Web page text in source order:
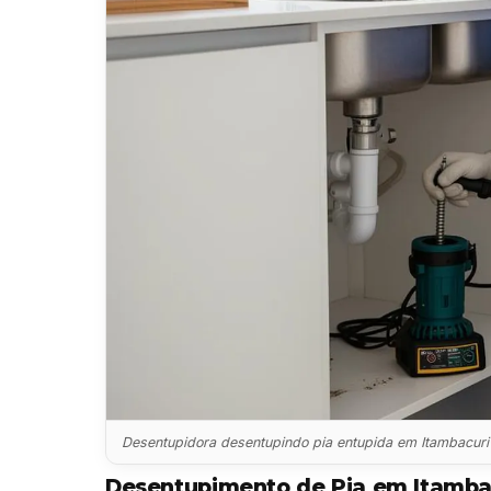
Desentupidora desentupindo pia entupida em Itambacuri